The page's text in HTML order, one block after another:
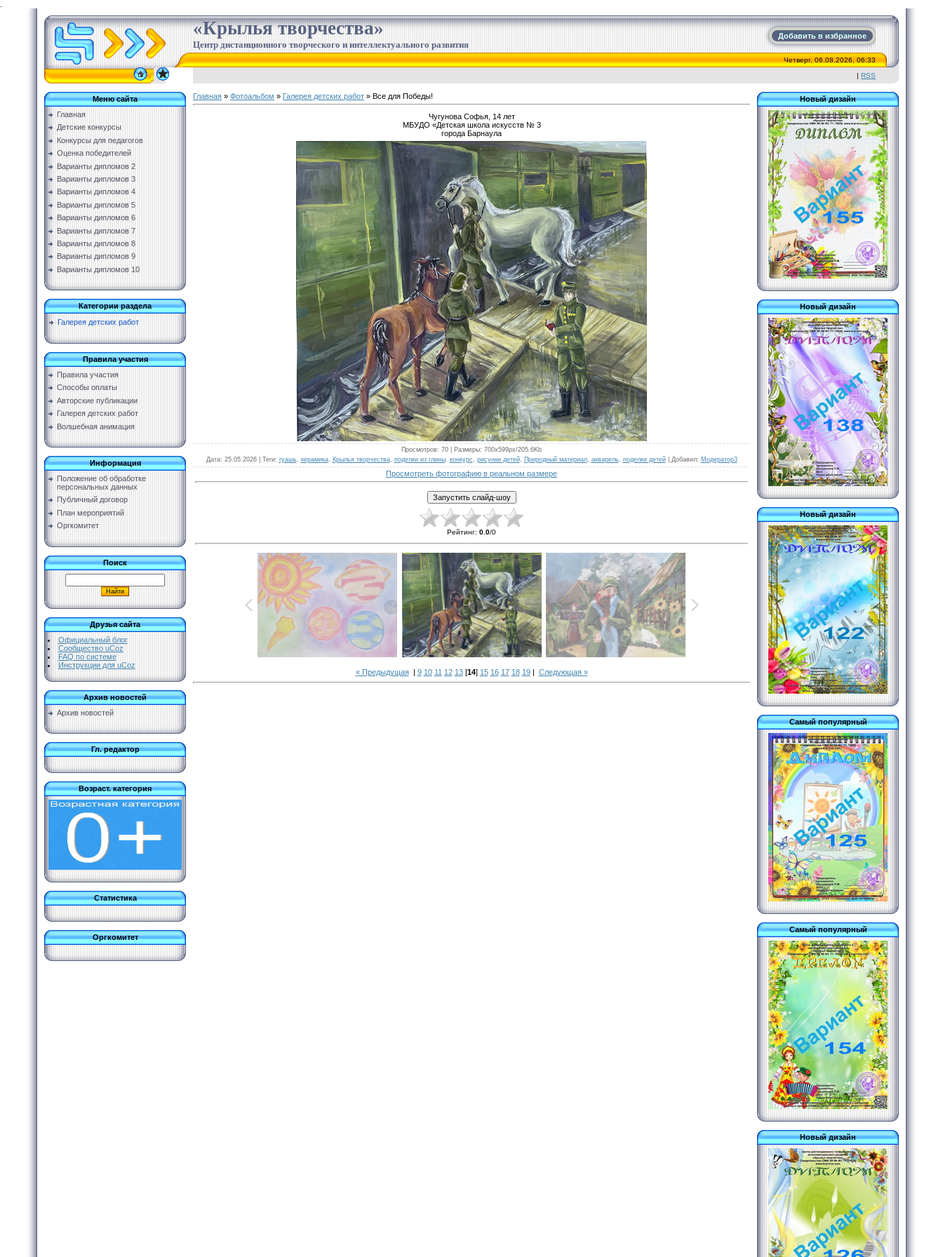
Добавить в избранное
«Крылья творчества»
Центр дистанционного творческого и интеллектуального развития
Четверг, 06.08.2026, 06:33
| RSS
Меню сайта
Главная
Детские конкурсы
Конкурсы для педагогов
Оценка победителей
Варианты дипломов 2
Варианты дипломов 3
Варианты дипломов 4
Варианты дипломов 5
Варианты дипломов 6
Варианты дипломов 7
Варианты дипломов 8
Варианты дипломов 9
Варианты дипломов 10
Категории раздела
Галерея детских работ
Правила участия
Правила участия
Способы оплаты
Авторские публикации
Галерея детских работ
Волшебная анимация
Информация
Положение об обработке
персональных данных
Публичный договор
План мероприятий
Оргкомитет
Поиск
Друзья сайта
Официальный блог
Сообщество uCoz
FAQ по системе
Инструкции для uCoz
Архив новостей
Архив новостей
Гл. редактор
Возраст. категория
Статистика
Оргкомитет
Главная » Фотоальбом » Галерея детских работ » Все для Победы!
Чугунова Софья, 14 лет
МБУДО «Детская школа искусств № 3
города Барнаула
Просмотров: 70 | Размеры: 700x599px/205.6Kb
Дата: 25.05.2026 | Теги: гуашь, керамика, Крылья творчества, поделки из глины, конкурс рисунки детей, Природный материал, акварель, поделки детей| Добавил: Модератор3
Просмотреть фотографию в реальном размере
Рейтинг: 0.0/0
« Предыдущая| 9 10 11 12 13[14] 15 16 17 18 19| Следующая »
Новый дизайн
Новый дизайн
Новый дизайн
Самый популярный
Самый популярный
Новый дизайн